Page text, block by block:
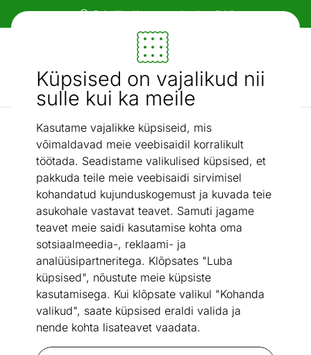
Küpsised on vajalikud nii
sulle kui ka meile
Kasutame vajalikke küpsiseid, mis
võimaldavad meie veebisaidil korralikult
töötada. Seadistame valikulised küpsised, et
pakkuda teile meie veebisaidi sirvimisel
kohandatud kujunduskogemust ja kuvada teie
asukohale vastavat teavet. Samuti jagame
teavet meie saidi kasutamise kohta oma
sotsiaalmeedia-, reklaami- ja
analüüsipartneritega. Klõpsates "Luba
küpsised", nõustute meie küpsiste
kasutamisega. Kui klõpsate valikul "Kohanda
valikud", saate küpsised eraldi valida ja
nende kohta lisateavet vaadata.
Paindlikud ja mugavad makseviisid!
Mööbel ja sisustus - ON24
Otsi...
AI otsing
Veisenahad / Veisenahk Zebra mustriga 210x220 cm